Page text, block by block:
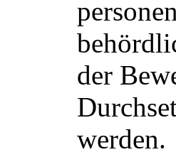
der
werden.